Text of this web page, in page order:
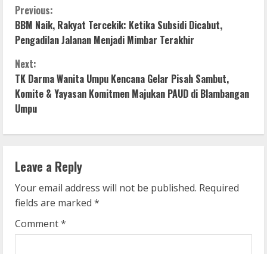
C
o
n
t
i
n
u
e
R
e
Previous:
BBM Naik, Rakyat Tercekik: Ketika Subsidi Dicabut,
Pengadilan Jalanan Menjadi Mimbar Terakhir
Next:
TK Darma Wanita Umpu Kencana Gelar Pisah Sambut,
Komite & Yayasan Komitmen Majukan PAUD di Blambangan
Umpu
Leave a Reply
Your email address will not be published. Required
fields are marked *
Comment*